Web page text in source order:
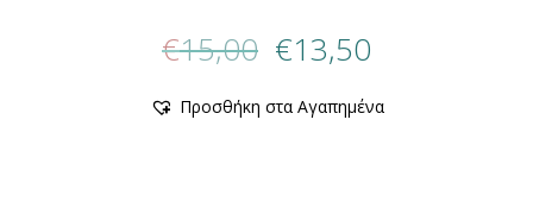
€15,00
price
€15,00.
€13,50
είναι:
το
Προσθήκη στα Αγαπημένα